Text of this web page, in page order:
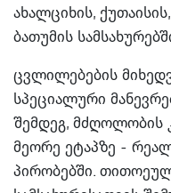
ახალციხის,
ბათუმის
ცვლილებების
სპეციალური
შემდეგ, მძღოლობის
მეორე ეტაპზე -
პირობებში.